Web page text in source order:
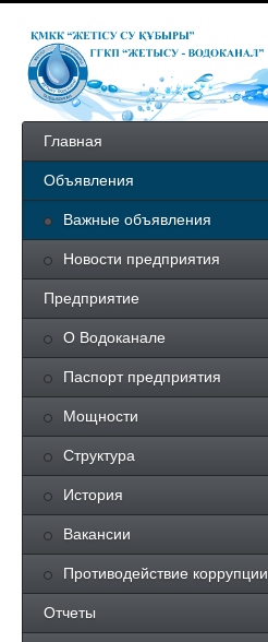
Главная
Объявления
Важные объявления
Новости предприятия
Предприятие
О Водоканале
Паспорт предприятия
Мощности
Структура
История
Вакансии
Противодействие коррупции
Отчеты